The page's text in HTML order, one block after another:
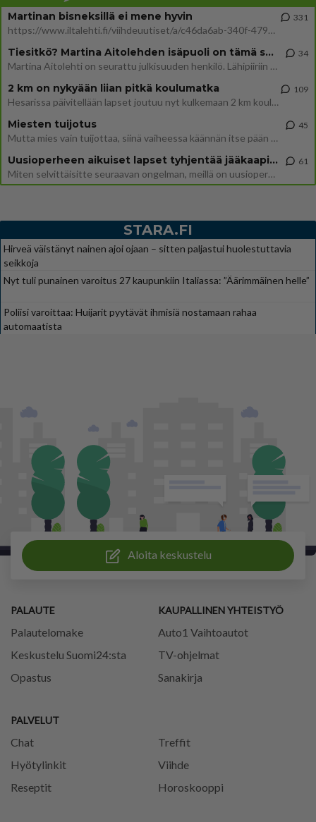
Martinan bisneksillä ei mene hyvin
https://www.iltalehti.fi/viihdeuutiset/a/c46da6ab-340f-4790-aaa7-0865eed2336 Yrityksen konkurssihakemus on tullut kärä
331
Tiesitkö? Martina Aitolehden isäpuoli on tämä suosittu laulaja
Martina Aitolehti on seurattu julkisuuden henkilö. Lähipiiriin mahtuu muitakin tunnettuja henkilöitä. Tiesitkö, että Ma
34
2 km on nykyään liian pitkä koulumatka
Hesarissa päivitellään lapset joutuu nyt kulkemaan 2 km kouluun jösses. Ruostefillarilla tuo matka menee vaikka miten äk
109
Miesten tuijotus
Mutta mies vain tuijottaa, siinä vaiheessa käännän itse pään pois. Mikä juttu? Yleensä jos joku tuijottaa tai katsoo, hä
45
Uusioperheen aikuiset lapset tyhjentää jääkaapin käydessään
Miten selvittäisitte seuraavan ongelman, meillä on uusioperhe, minulla teini-ikäiset lapset ja puolisolla aikuiset, jotk
61
STARA.FI
Hirveä väistänyt nainen ajoi ojaan – sitten paljastui huolestuttavia
seikkoja
Nyt tuli punainen varoitus 27 kaupunkiin Italiassa: ”Äärimmäinen helle”
Poliisi varoittaa: Huijarit pyytävät ihmisiä nostamaan rahaa
automaatista
Aloita keskustelu
PALAUTE
Palautelomake
Keskustelu Suomi24:sta
Opastus
PALVELUT
Chat
Treffit
Hyötylinkit
Viihde
Reseptit
Horoskooppi
KAUPALLINEN YHTEISTYÖ
Auto1 Vaihtoautot
TV-ohjelmat
Sanakirja